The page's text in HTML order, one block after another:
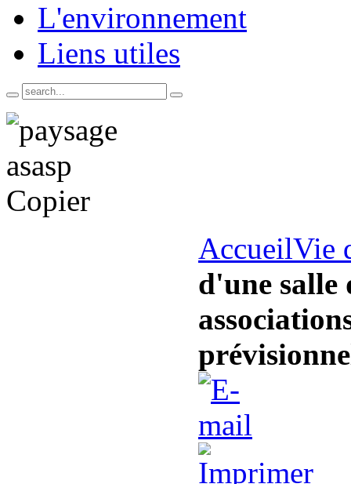
L'environnement
Liens utiles
AccueilVie
d'une salle